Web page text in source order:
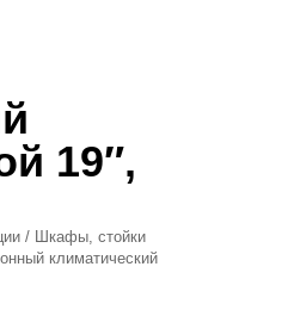
19″,
/ Шкафы, стойки
климатический